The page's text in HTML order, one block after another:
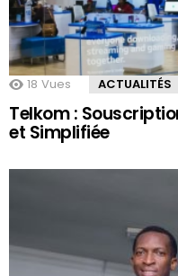
18 Vues ACTUALITÉS
Telkom :
et Simplifiée